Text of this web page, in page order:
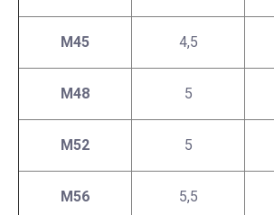
М45 4,5
М48 5
М52 5
М56 5,5